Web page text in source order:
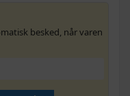
besked, når varen